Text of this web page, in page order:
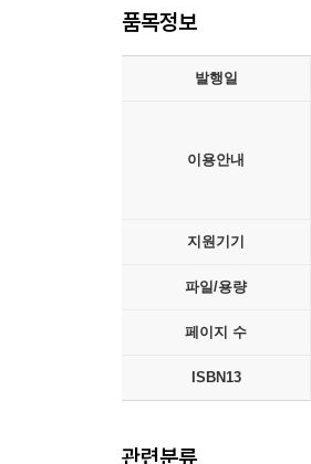
품목정보
발행일
이용안내
지원기기
파일/용량
페이지 수
ISBN13
관련분류